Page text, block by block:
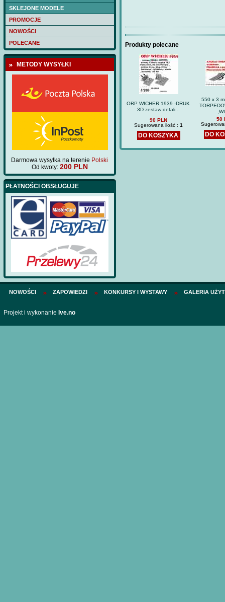
SKLEJONE MODELE
PROMOCJE
NOWOŚCI
POLECANE
METODY WYSYŁKI
Darmowa wysyłka na terenie Polski
Od kwoty: 200 PLN
PŁATNOŚCI OBSŁUGUJE
Produkty polecane
ORP WICHER 1939 -DRUK
3D zestaw detali...
90 PLN
Sugerowana ilość : 1
DO KOSZYKA
550 x 3
50
DO
(DOM BUMAGI) -
NOWOŚCI ZAPOWIEDZI KONKURSY I WYSTAWY GALERIA
Projekt i wykonanie Ive.no